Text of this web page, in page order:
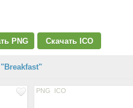
PNG Скачать ICO
PNG ICO